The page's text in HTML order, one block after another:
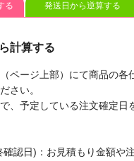
る 発送日から逆算する
計算する
（ページ上部）にて商品の各
さい。
、予定している注文確定日
認日)：お見積もり金額や